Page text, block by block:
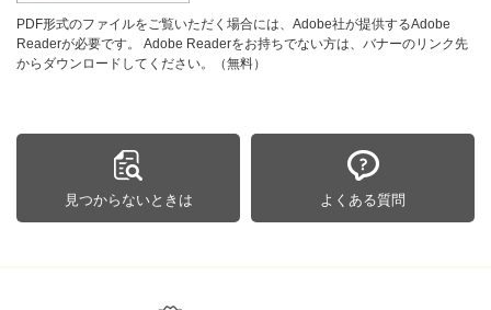
PDF形式のファイルをご覧いただく場合には、Adobe社が提供するAdobe
Readerが必要です。
Adobe Readerをお持ちでない方は、バナーのリンク先
からダウンロードしてください。（無料）
見つからないときは よくある質問